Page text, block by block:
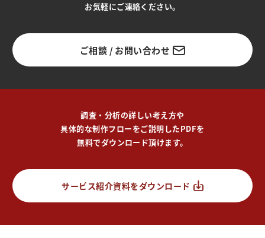
お気軽にご連絡ください。
ご相談 / お問い合わせ
調査・分析の詳しい考え方や
具体的な制作フローをご説明したPDFを
無料でダウンロード頂けます。
サービス紹介資料をダウンロード